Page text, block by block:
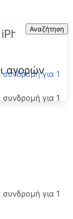
Αναζήτηση
αγορώνγια 1
για 1
για 1